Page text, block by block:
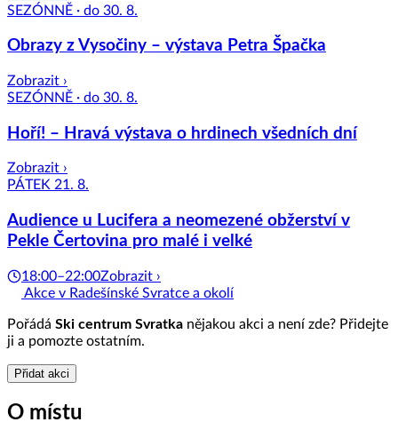
SEZÓNNĚ · do 30. 8.
Obrazy z Vysočiny – výstava Petra Špačka
Zobrazit ›
SEZÓNNĚ · do 30. 8.
Hoří! – Hravá výstava o hrdinech všedních dní
Zobrazit ›
PÁTEK 21. 8.
Audience u Lucifera a neomezené obžerství v
Pekle Čertovina pro malé i velké
18:00–22:00Zobrazit ›
Akce v Radešínské Svratce a okolí
Pořádá Ski centrum Svratka nějakou akci a není zde? Přidejte
ji a pomozte ostatním.
Přidat akci
O místu